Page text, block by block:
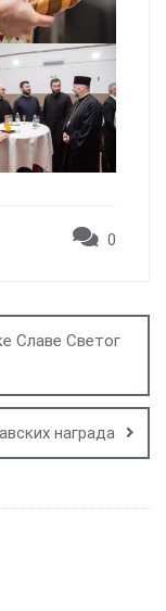
0
Славе Светог
награда